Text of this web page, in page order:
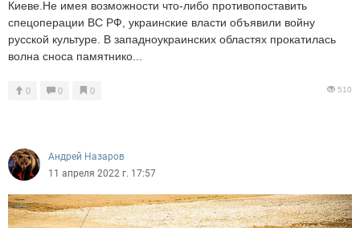
Киеве.Не имея возможности что-либо противопоставить
спецоперации ВС РФ, украинские власти объявили войну
русской культуре. В западноукраинских областях прокатилась
волна сноса памятнико...
0 0 0 510
Андрей Назаров
11 апреля 2022 г. 17:57